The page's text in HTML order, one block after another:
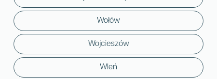
Wołów
Wojcieszów
Wleń